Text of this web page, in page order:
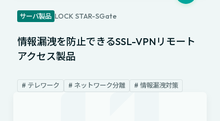
サーバ製品 LOCK STAR-SGate
情報漏洩を防止できるSSL-VPNリモート
アクセス製品
# テレワーク # ネットワーク分離 # 情報漏洩対策